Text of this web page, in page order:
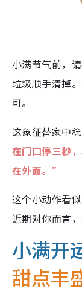
小满节气前，请
垃圾顺手清掉
可。
这象征替家中
在门口停三秒
在外面。”
这个小动作看
近期对你而言
小满开
甜点丰